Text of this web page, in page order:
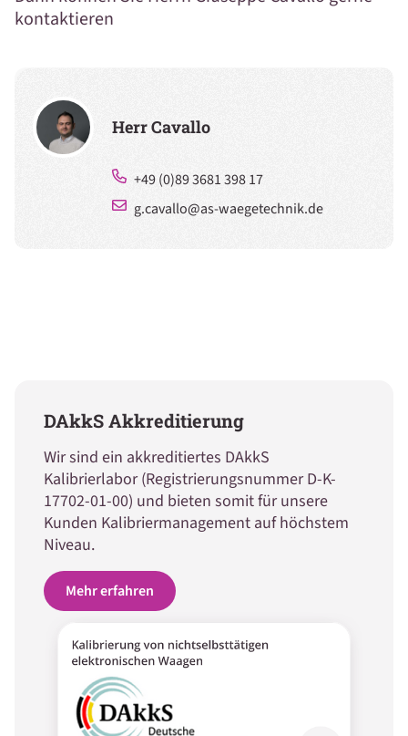
kontaktieren
Herr Cavallo
+49 (0)89 3681 398 17
g.cavallo@as-waegetechnik.de
DAkkS Akkreditierung
Wir sind ein akkreditiertes DAkkS
Kalibrierlabor (Registrierungsnummer D-K-
17702-01-00) und bieten somit für unsere
Kunden Kalibriermanagement auf höchstem
Niveau.
Mehr erfahren